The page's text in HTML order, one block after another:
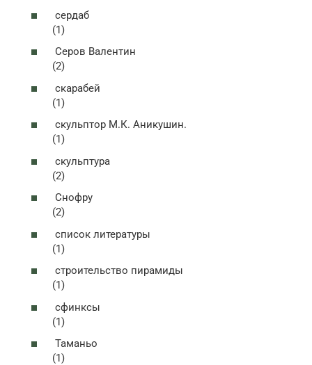
сердаб
(1)
Серов Валентин
(2)
скарабей
(1)
скульптор М.К. Аникушин.
(1)
скульптура
(2)
Снофру
(2)
список литературы
(1)
строительство пирамиды
(1)
сфинксы
(1)
Таманьо
(1)